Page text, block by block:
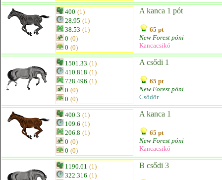
400 (1)
28.95 (1)
38.53 (1)
0 (0)
0 (0)
A kanca 1 pót
65 pt
New Forest póni
Kancacsikó
1501.33 (1)
410.818 (1)
728.496 (1)
0 (0)
0 (0)
A csődi 1
65 pt
New Forest póni
Csődör
400.3 (1)
109.6 (1)
206.8 (1)
0 (0)
0 (0)
A kanca 1
65 pt
New Forest póni
Kancacsikó
1190.61 (1)
322.316 (1)
B csődi 3